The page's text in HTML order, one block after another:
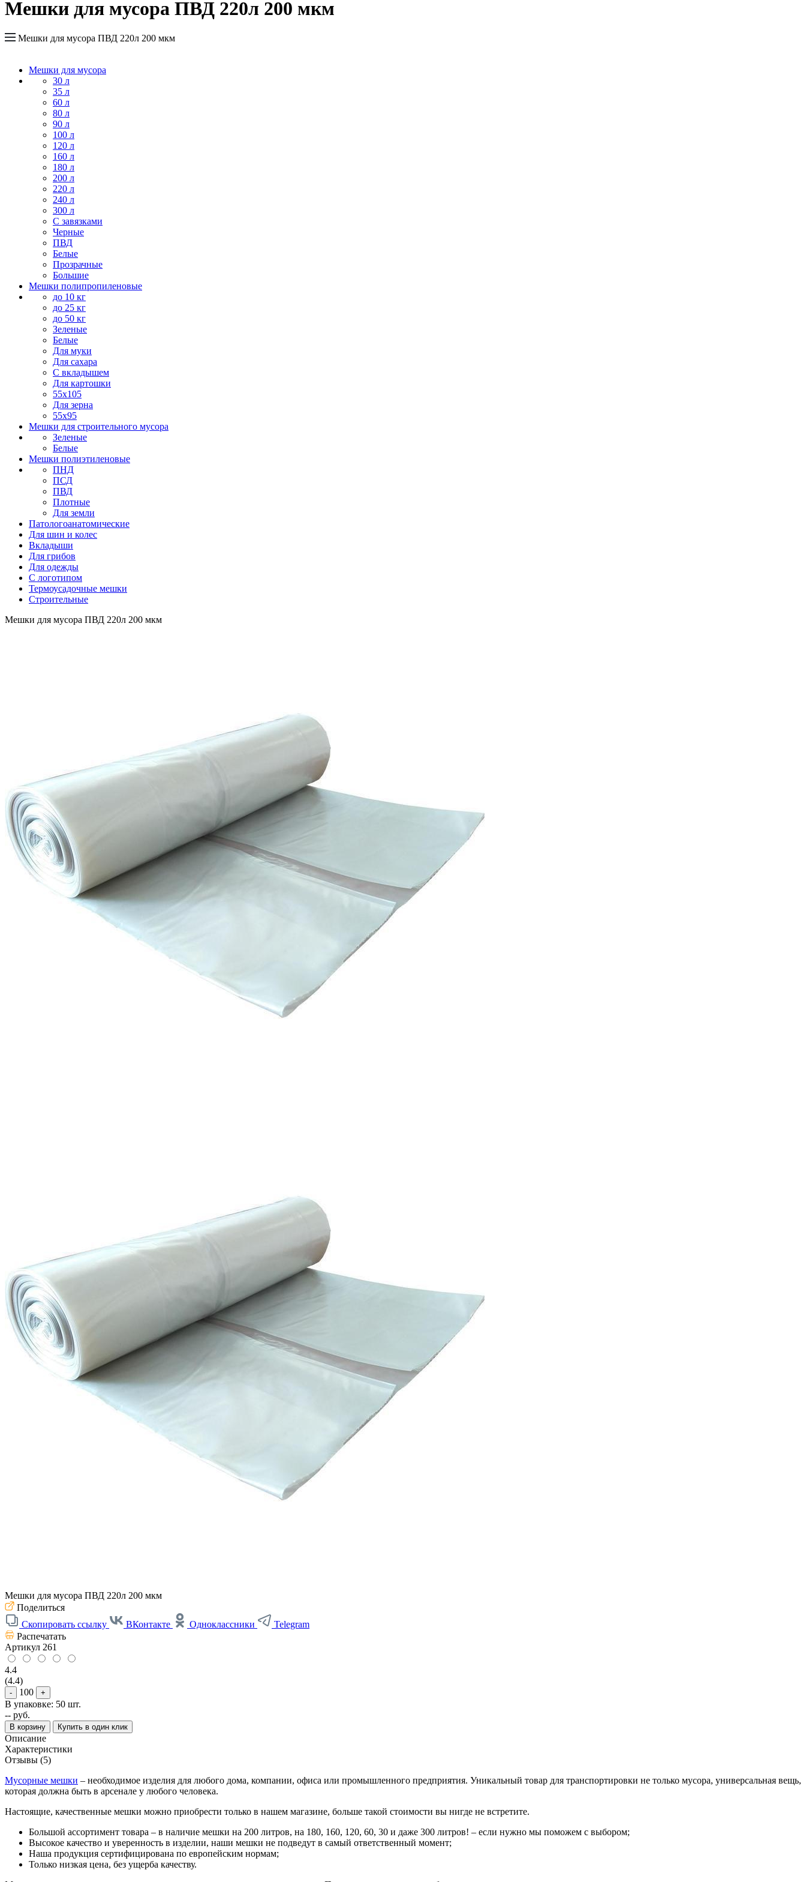
Мешки для мусора ПВД 220л 200 мкм
Мешки для мусора ПВД 220л 200 мкм
Мешки для мусора
30 л
35 л
60 л
80 л
90 л
100 л
120 л
160 л
180 л
200 л
220 л
240 л
300 л
С завязками
Черные
ПВД
Белые
Прозрачные
Большие
Мешки полипропиленовые
до 10 кг
до 25 кг
до 50 кг
Зеленые
Белые
Для муки
Для сахара
С вкладышем
Для картошки
55х105
Для зерна
55х95
Мешки для строительного мусора
Зеленые
Белые
Мешки полиэтиленовые
ПНД
ПСД
ПВД
Плотные
Для земли
Патологоанатомические
Для шин и колес
Вкладыши
Для грибов
Для одежды
С логотипом
Термоусадочные мешки
Строительные
Мешки для мусора ПВД 220л 200 мкм
Мешки для мусора ПВД 220л 200 мкм
Поделиться
Скопировать ссылку
ВКонтакте Одноклассники
Telegram
Распечатать
Артикул 261
4.4
(4.4)
- 100 +
В упаковке: 50 шт.
-- руб.
В корзину Купить в один клик
Описание
Характеристики
Отзывы (5)
Мусорные мешки – необходимое изделия для любого дома, компании, офиса или промышленного предприятия. Уникальный товар для транспортировки не только мусора, универсальная вещь,
которая должна быть в арсенале у любого человека.
Настоящие, качественные мешки можно приобрести только в нашем магазине, больше такой стоимости вы нигде не встретите.
Большой ассортимент товара – в наличие мешки на 200 литров, на 180, 160, 120, 60, 30 и даже 300 литров! – если нужно мы поможем с выбором;
Высокое качество и уверенность в изделии, наши мешки не подведут в самый ответственный момент;
Наша продукция сертифицирована по европейским нормам;
Только низкая цена, без ущерба качеству.